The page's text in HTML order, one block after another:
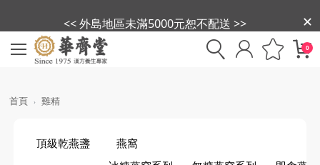
<< 外島地區未滿5000元恕不配送 >>
0
首頁 雞精
頂級乾燕盞
燕窩